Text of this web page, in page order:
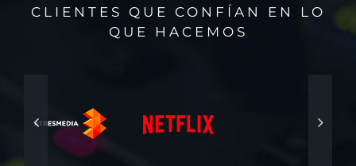
CLIENTES QUE CONFÍAN EN LO
QUE HACEMOS